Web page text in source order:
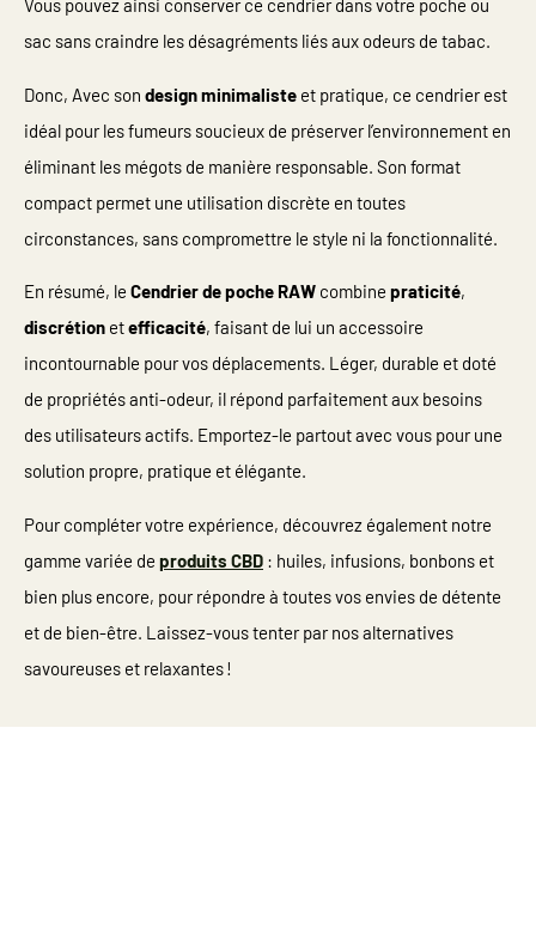
Vous pouvez ainsi conserver ce cendrier dans votre poche ou
sac sans craindre les désagréments liés aux odeurs de tabac.
Donc, Avec son design minimaliste et pratique, ce cendrier est
idéal pour les fumeurs soucieux de préserver l’environnement en
éliminant les mégots de manière responsable. Son format
compact permet une utilisation discrète en toutes
circonstances, sans compromettre le style ni la fonctionnalité.
En résumé, le Cendrier de poche RAW combine praticité,
discrétion etefficacité, faisant de lui un accessoire
incontournable pour vos déplacements. Léger, durable et doté
de propriétés anti-odeur, il répond parfaitement aux besoins
des utilisateurs actifs. Emportez-le partout avec vous pour une
solution propre, pratique et élégante.
Pour compléter votre expérience, découvrez également notre
gamme variée de produits CBD : huiles, infusions, bonbons et
bien plus encore, pour répondre à toutes vos envies de détente
et de bien-être. Laissez-vous tenter par nos alternatives
savoureuses et relaxantes !